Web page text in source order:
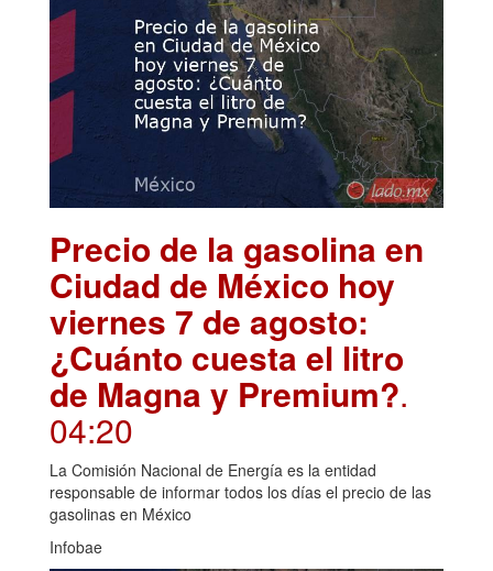
Precio de la gasolina en
Ciudad de México hoy
viernes 7 de agosto:
¿Cuánto cuesta el litro
de Magna y Premium?.
04:20
La Comisión Nacional de Energía es la entidad
responsable de informar todos los días el precio de las
gasolinas en México
Infobae